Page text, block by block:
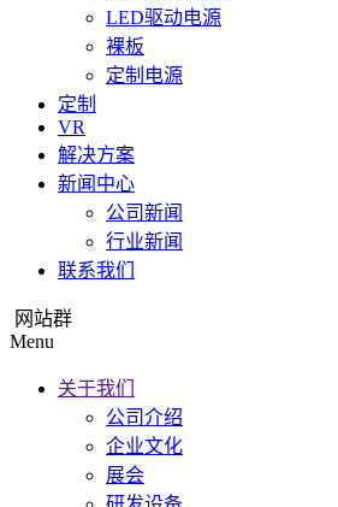
LED驱动电源
裸板
定制电源
定制
VR
解决方案
新闻中心
公司新闻
行业新闻
联系我们
网站群
Menu
关于我们
公司介绍
企业文化
展会